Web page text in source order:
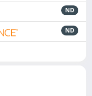
ND
ND